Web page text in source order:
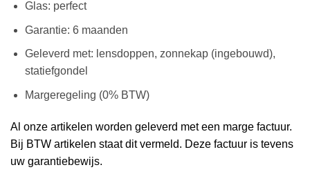
Glas: perfect
Garantie: 6 maanden
Geleverd met: lensdoppen, zonnekap (ingebouwd),
statiefgondel
Margeregeling (0% BTW)
Al onze artikelen worden geleverd met een marge factuur.
Bij BTW artikelen staat dit vermeld. Deze factuur is tevens
uw garantiebewijs.